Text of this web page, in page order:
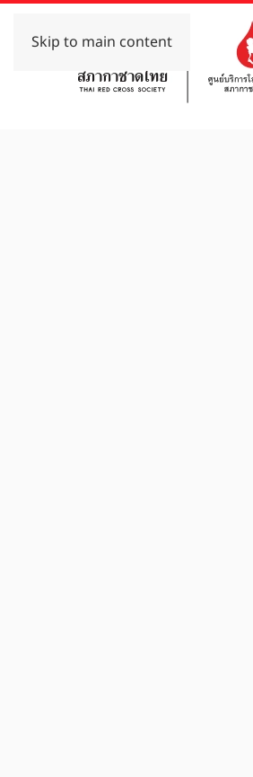
Skip to main content